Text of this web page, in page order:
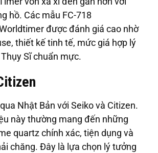
hồ. Các mẫu FC-718
được đánh giá cao nhờ
thiết kế tinh tế, mức giá hợp lý
Sĩ chuẩn mực.
Nhật Bản với Seiko và Citizen.
này thường mang đến những
quartz chính xác, tiện dụng và
chăng. Đây là lựa chọn lý tưởng